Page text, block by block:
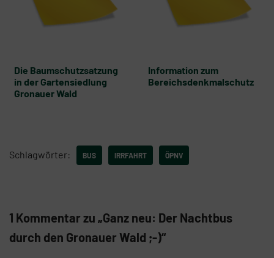
Die Baumschutzsatzung
in der Gartensiedlung
Gronauer Wald
Information zum
Bereichsdenkmalschutz
Schlagwörter: BUS IRRFAHRT ÖPNV
1 Kommentar zu „Ganz neu: Der Nachtbus
durch den Gronauer Wald ;-)“